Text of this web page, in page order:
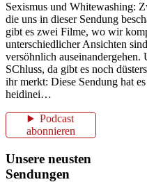
Sexismus und Whitewashing:
die uns in dieser Sendung
gibt es zwei Filme, wo wir
unterschiedlicher Ansichten
versöhnlich auseinandergehen.
SChluss, da gibt es noch
ihr merkt: Diese Sendung hat
heidinei…
Podcast
abonnieren
Unsere neusten
Sendungen